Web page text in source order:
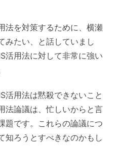
法を対策するために、横瀬
みたい、と話していまし
活用法に対して非常に強い
活用法は黙殺できないこと
法論議は、忙しいからと言
題です。これらの論議につ
知ろうとすべきなのかもし